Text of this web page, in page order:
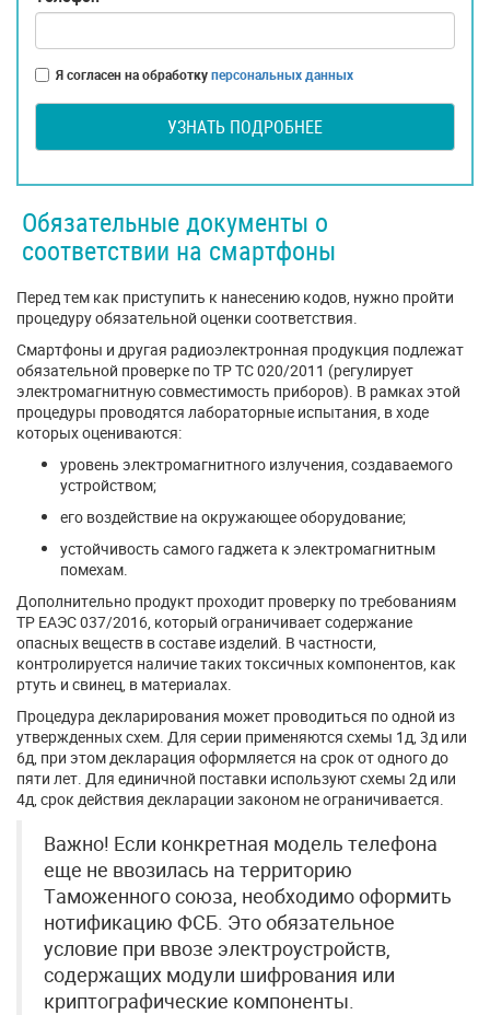
Я согласен на обработкуперсональных данных
УЗНАТЬ ПОДРОБНЕЕ
Обязательные документы о
соответствии на смартфоны
Перед тем как приступить к нанесению кодов, нужно пройти
процедуру обязательной оценки соответствия.
Смартфоны и другая радиоэлектронная продукция подлежат
обязательной проверке по ТР ТС 020/2011 (регулирует
электромагнитную совместимость приборов). В рамках этой
процедуры проводятся лабораторные испытания, в ходе
которых оцениваются:
уровень электромагнитного излучения, создаваемого
устройством;
его воздействие на окружающее оборудование;
устойчивость самого гаджета к электромагнитным
помехам.
Дополнительно продукт проходит проверку по требованиям
ТР ЕАЭС 037/2016, который ограничивает содержание
опасных веществ в составе изделий. В частности,
контролируется наличие таких токсичных компонентов, как
ртуть и свинец, в материалах.
Процедура декларирования может проводиться по одной из
утвержденных схем. Для серии применяются схемы 1д, 3д или
6д, при этом декларация оформляется на срок от одного до
пяти лет. Для единичной поставки используют схемы 2д или
4д, срок действия декларации законом не ограничивается.
Важно! Если конкретная модель телефона
еще не ввозилась на территорию
Таможенного союза, необходимо оформить
нотификацию ФСБ. Это обязательное
условие при ввозе электроустройств,
содержащих модули шифрования или
криптографические компоненты.